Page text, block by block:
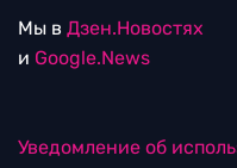
Мы в Дзен.Новостях
и Google.News
Уведомление об